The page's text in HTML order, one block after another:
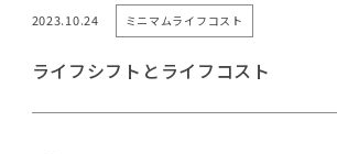
2023.10.24 ミニマムライフコスト
ライフシフトとライフコスト